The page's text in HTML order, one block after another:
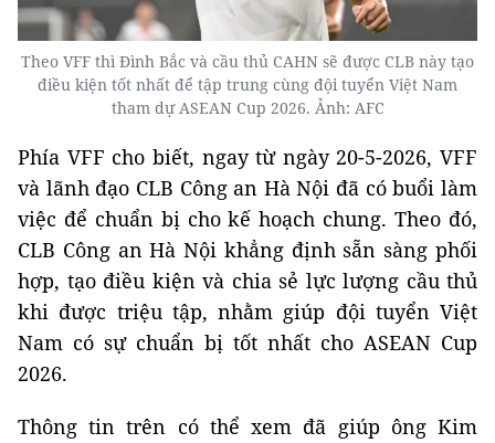
Theo VFF thì Đình Bắc và cầu thủ CAHN sẽ được CLB này tạo
điều kiện tốt nhất để tập trung cùng đội tuyển Việt Nam
tham dự ASEAN Cup 2026. Ảnh: AFC
Phía VFF cho biết, ngay từ ngày 20-5-2026, VFF
và lãnh đạo CLB Công an Hà Nội đã có buổi làm
việc để chuẩn bị cho kế hoạch chung. Theo đó,
CLB Công an Hà Nội khẳng định sẵn sàng phối
hợp, tạo điều kiện và chia sẻ lực lượng cầu thủ
khi được triệu tập, nhằm giúp đội tuyển Việt
Nam có sự chuẩn bị tốt nhất cho ASEAN Cup
2026.
Thông tin trên có thể xem đã giúp ông Kim